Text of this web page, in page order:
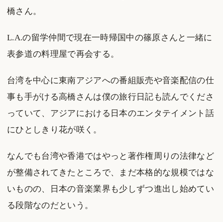
橋さん。
L.A.の留学仲間で現在一時帰国中の篠原さんと一緒に
表参道の料理屋で再会する。
台湾を中心に東南アジアへの番組販売や音楽配信の仕
事も手がける高橋さんは僕の旅行日記も読んでくださ
っていて、アジアにおける日本のエンタテイメント話
にひとしきり花が咲く。
なんでも台湾や香港ではやっと著作権周りの法律など
が整備されてきたところで、まだ本格的な規模ではな
いものの、日本の音楽業界も少しずつ進出し始めてい
る段階なのだという。